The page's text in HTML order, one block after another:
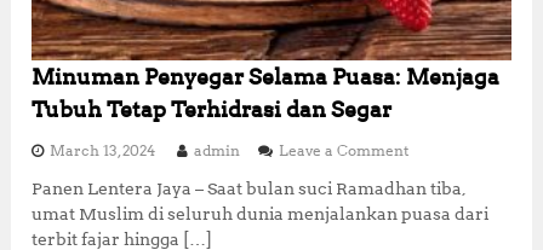
d
e
r
n
Minuman Penyegar Selama Puasa: Menjaga
Tubuh Tetap Terhidrasi dan Segar
March 13, 2024 admin Leave a Commento
M
i
Panen Lentera Jaya – Saat bulan suci Ramadhan tiba,
umat Muslim di seluruh dunia menjalankan puasa dari
terbit fajar hingga […]